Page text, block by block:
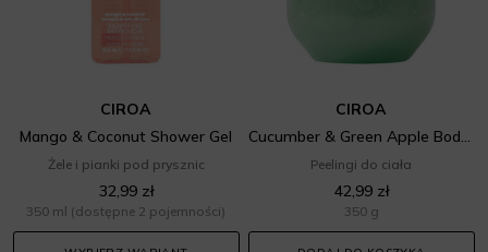
CIROA
Mango & Coconut Shower Gel
Żele i pianki pod prysznic
32,99 zł
350 ml (dostępne 2 pojemności)
CIROA
Cucumber & Green Apple Body Scrub
Peelingi do ciała
42,99 zł
350 g